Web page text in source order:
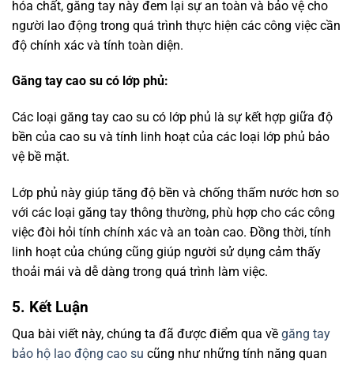
hóa chất, găng tay này đem lại sự an toàn và bảo vệ cho
người lao động trong quá trình thực hiện các công việc cần
độ chính xác và tính toàn diện.
Găng tay cao su có lớp phủ:
Các loại găng tay cao su có lớp phủ là sự kết hợp giữa độ
bền của cao su và tính linh hoạt của các loại lớp phủ bảo
vệ bề mặt.
Lớp phủ này giúp tăng độ bền và chống thấm nước hơn so
với các loại găng tay thông thường, phù hợp cho các công
việc đòi hỏi tính chính xác và an toàn cao. Đồng thời, tính
linh hoạt của chúng cũng giúp người sử dụng cảm thấy
thoải mái và dễ dàng trong quá trình làm việc.
5. Kết Luận
Qua bài viết này, chúng ta đã được điểm qua về găng tay
bảo hộ lao động cao su cũng như những tính năng quan